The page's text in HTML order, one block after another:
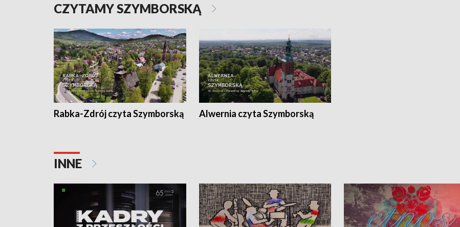
CZYTAMY SZYMBORSKĄ
Rabka-Zdrój czyta Szymborską Alwernia czyta Szymborską
INNE